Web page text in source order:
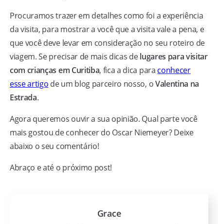
Procuramos trazer em detalhes como foi a experiência
da visita, para mostrar a você que a visita vale a pena, e
que você deve levar em consideração no seu roteiro de
viagem. Se precisar de mais dicas delugares para visitar
com crianças em Curitiba, fica a dica para conhecer
esse artigo de um blog parceiro nosso, oValentina na
Estrada.
Agora queremos ouvir a sua opinião. Qual parte você
mais gostou de conhecer do Oscar Niemeyer? Deixe
abaixo o seu comentário!
Abraço e até o próximo post!
Grace